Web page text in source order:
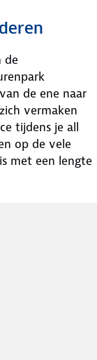
de
de ene naar
vermaken
tijdens je all
op de vele
met een lengte